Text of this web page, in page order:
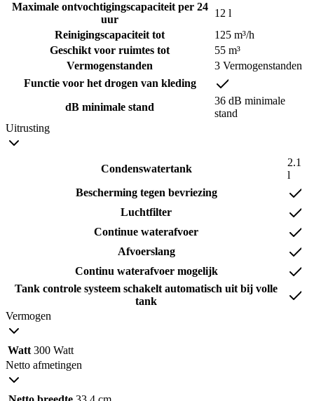
Maximale ontvochtigingscapaciteit per 24
uur
12 l
Reinigingscapaciteit tot
125 m³/h
Geschikt voor ruimtes tot
55 m³
Vermogenstanden
3 Vermogenstanden
Functie voor het drogen van kleding
dB minimale stand
36 dB minimale
stand
Uitrusting
Condenswatertank
2.1
l
Bescherming tegen bevriezing
Luchtfilter
Continue waterafvoer
Afvoerslang
Continu waterafvoer mogelijk
Tank controle systeem schakelt automatisch uit bij volle
tank
Vermogen
Watt 300 Watt
Netto afmetingen